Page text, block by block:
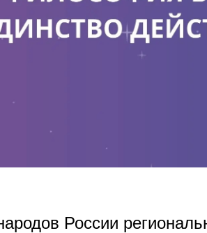
России